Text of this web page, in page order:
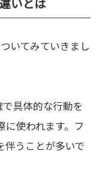
いてみていきまし
具体的な行動を
使われます。フ
伴うことが多いで